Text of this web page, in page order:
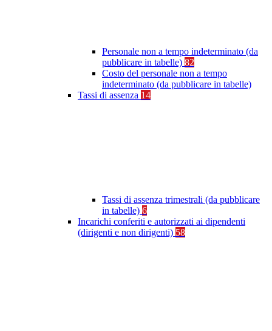
Personale non a tempo indeterminato (da
pubblicare in tabelle) 82
Costo del personale non a tempo
indeterminato (da pubblicare in tabelle)
Tassi di assenza 14
Tassi di assenza trimestrali (da pubblicare
in tabelle) 6
Incarichi conferiti e autorizzati ai dipendenti
(dirigenti e non dirigenti) 58